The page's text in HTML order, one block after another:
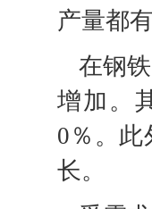
产量都
在钢
增加。
0％。此
长。